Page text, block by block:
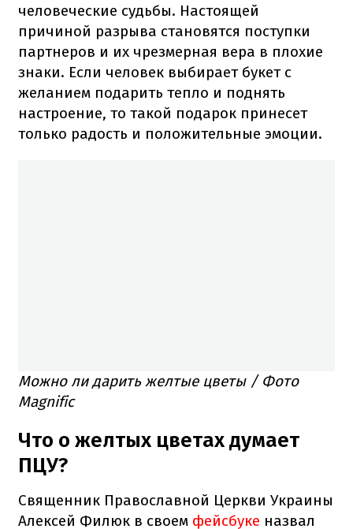
человеческие судьбы. Настоящей
причиной разрыва становятся поступки
партнеров и их чрезмерная вера в плохие
знаки. Если человек выбирает букет с
желанием подарить тепло и поднять
настроение, то такой подарок принесет
только радость и положительные эмоции.
Можно ли дарить желтые цветы / Фото
Magnific
Что о желтых цветах думает
ПЦУ?
Священник Православной Церкви Украины
Алексей Филюк в своем фейсбуке назвал